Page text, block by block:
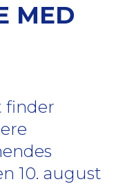
MED
finder
10. august